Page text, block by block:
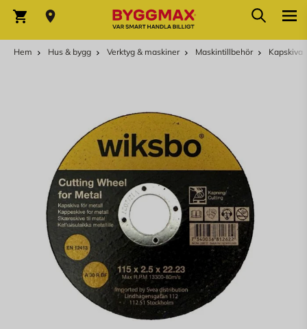
Varukorg Sök
Hem Hus & bygg Verktyg & maskiner Maskintillbehör Kapskiva